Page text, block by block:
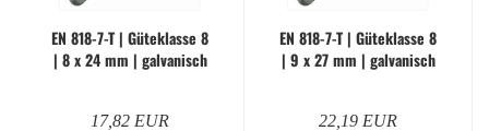
EN 818-​7-T | Gü­te­klas­se 8
| 8 x 24 mm | gal­va­nisch
17,82 EUR
EN 818-​7-T | Gü­te­klas­se 8
| 9 x 27 mm | gal­va­nisch
22,19 EUR